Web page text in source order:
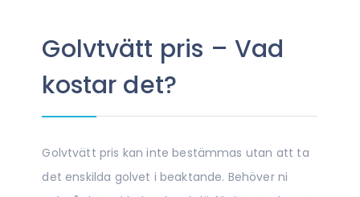
Golvtvätt pris – Vad
kostar det?
Golvtvätt pris kan inte bestämmas utan att ta
det enskilda golvet i beaktande. Behöver ni